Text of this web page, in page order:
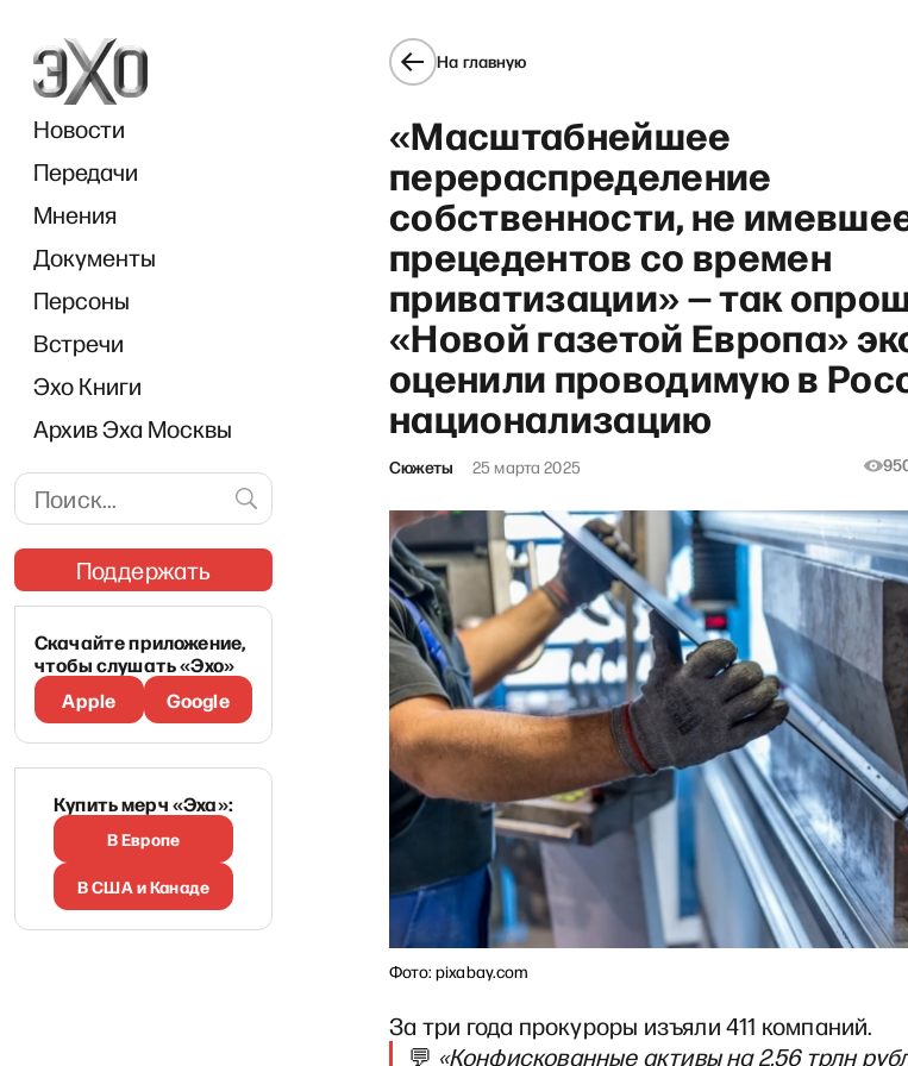
Новости
Передачи
Мнения
Документы
Персоны
Встречи
Эхо Книги
Архив Эха Москвы
Поддержать
Скачайте приложение,
чтобы слушать «Эхо»
Apple
Google
Купить мерч «Эха»:
В Европе
В США и Канаде
На главную
«Масштабнейшее
перераспределение
собственности, не
прецедентов со времен
приватизации» — так
«Новой газетой Европа»
оценили проводимую в
национализацию
Сюжеты 25 марта 2025
Фото: pixabay.com
За три года прокуроры изъяли 411 компаний.
💬 «Конфискованные активы на 2,56 трлн
РЗВРТ с Антоном